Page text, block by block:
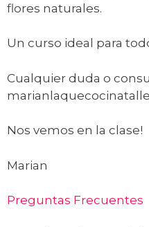
flores naturales.
Un curso ideal para
Cualquier duda o
Nos vemos en la clase!
Marian
Preguntas Frecuentes